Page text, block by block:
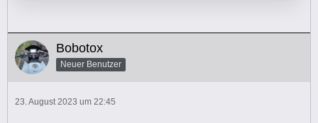
Bobotox
Neuer Benutzer
23. August 2023 um 22:45